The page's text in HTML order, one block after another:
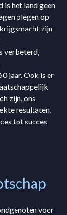
is het land geen
plegen op
zijn
verbeterd,
jaar. Ook is er
zijn, ons
resultaten.
tot succes
voor